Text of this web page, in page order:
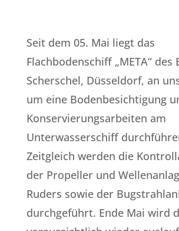
Seit dem 05. Mai liegt das
Flachbodenschiff „META“ des
Scherschel, Düsseldorf, an
um eine Bodenbesichtigung
Konservierungsarbeiten am
Unterwasserschiff
Zeitgleich werden die
der Propeller und
Ruders sowie der
durchgeführt. Ende Mai wird